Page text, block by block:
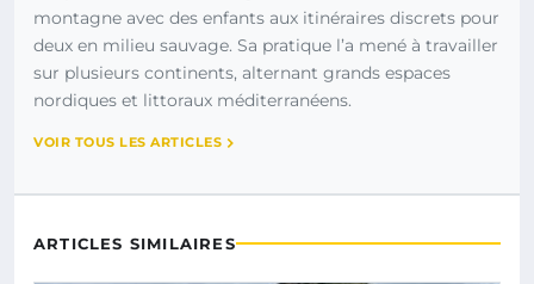
montagne avec des enfants aux itinéraires discrets pour
deux en milieu sauvage. Sa pratique l’a mené à travailler
sur plusieurs continents, alternant grands espaces
nordiques et littoraux méditerranéens.
VOIR TOUS LES ARTICLES
ARTICLES SIMILAIRES